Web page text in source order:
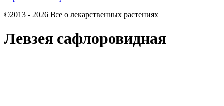
©2013 - 2026 Все о лекарственных растениях
Левзея сафлоровидная